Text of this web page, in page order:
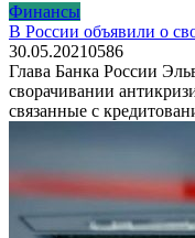
Финансы
В России объявили о
30.05.20210586
Глава Банка России
сворачивании
связанные с